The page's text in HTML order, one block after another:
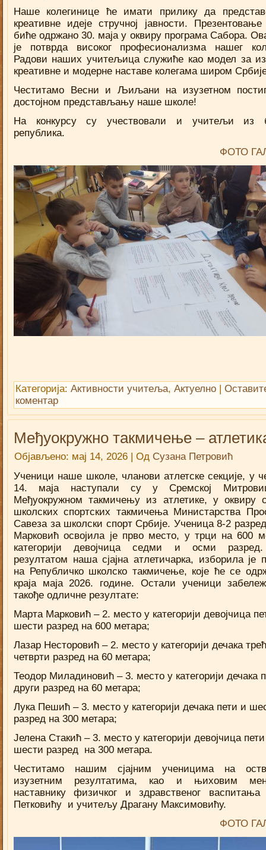
Наше колегинице ће имати прилику да
креативне идеје стручној јавности.
биће одржано 30. маја у оквиру програма Сабора.
је потврда високог професионализма нашег
Радови наших учитељица служиће као модел за
креативне и модерне наставе колегама широм
Честитамо Весни и Љиљани на изузетном
достојном представљању наше школе!
На конкурсу су учествовали и учитељи из
република.
ФОТО
Категорија: Активности учитеља, Актуелно |
коментар
Међуокружно такмичење –
Објављено: мај 14, 2026 | Од Сузана Петровић
Ученици наше школе, чланови атлетске секције, у
14. маја наступали су у Сремској
Међуокружном такмичењу из атлетике, у оквиру
школских спортских такмичења Министарства
Савеза за школски спорт Србије. Ученица 8-2
Марковић освојила је прво место, у трци на 600
категорији девојчица седми и осми
резултатом наша сјајна атлетичарка, изборила је
на Републичко школско такмичењe, које ће се
краја маја 2026. године. Остали ученици
такође одличне резултате:
Марта Марковић – 2. место у категорији девојчица
шести разред на 600 метара;
Лазар Несторовић – 2. место у категорији дечака
четврти разред на 60 метара;
Теодор Миладиновић – 3. место у категорији дечака
други разред на 60 метара;
Лука Пешић – 3. место у категорији дечака пети и
разред на 300 метара;
Јелена Стакић – 3. место у категорији девојчица
шести разред на 300 метара.
Честитамо нашим сјајним ученицима на
изузетним резултатима, као и њиховим
наставнику физичког и здравственог
Петковићу и учитељу Драгану Максимовићу.
ФОТО